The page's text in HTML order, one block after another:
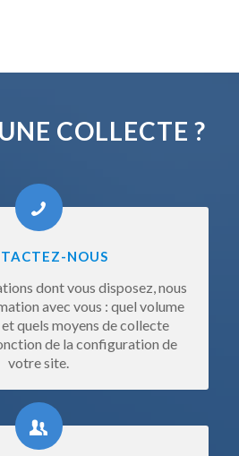
COLLECTE ?
NOUS
dont vous disposez, nous
avec vous : quel volume
quels moyens de collecte
de la configuration de
votre site.